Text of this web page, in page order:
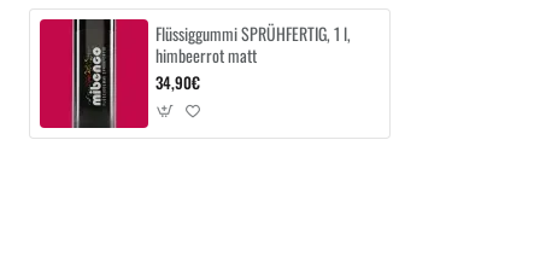
Flüssiggummi SPRÜHFERTIG, 1 l,
himbeerrot matt
34,90€